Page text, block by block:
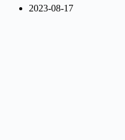
2023-08-17